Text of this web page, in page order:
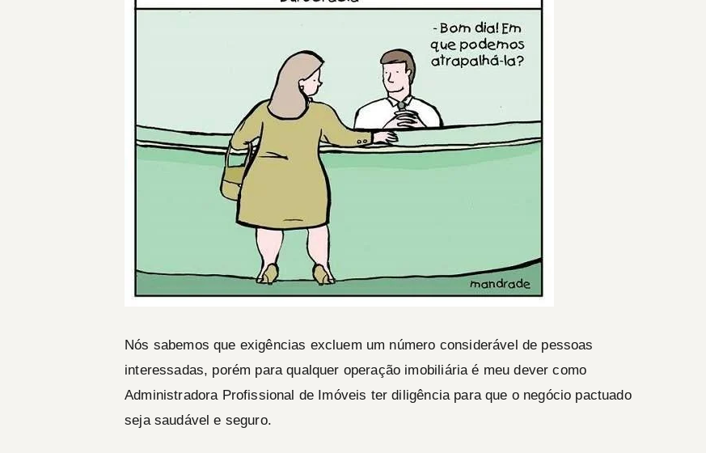
Nós sabemos que exigências excluem um número considerável de pessoas
interessadas, porém para qualquer operação imobiliária é meu dever como
Administradora Profissional de Imóveis ter diligência para que o negócio pactuado
seja saudável e seguro.